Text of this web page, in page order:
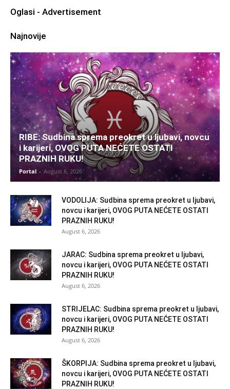
Oglasi - Advertisement
Najnovije
RIBE: Sudbina sprema preokret u ljubavi, novcu
i karijeri, OVOG PUTA NEĆETE OSTATI
PRAZNIH RUKU!
Portal - August 6, 2026
VODOLIJA: Sudbina sprema preokret u ljubavi,
novcu i karijeri, OVOG PUTA NEĆETE OSTATI
PRAZNIH RUKU!
August 6, 2026
JARAC: Sudbina sprema preokret u ljubavi,
novcu i karijeri, OVOG PUTA NEĆETE OSTATI
PRAZNIH RUKU!
August 6, 2026
STRIJELAC: Sudbina sprema preokret u ljubavi,
novcu i karijeri, OVOG PUTA NEĆETE OSTATI
PRAZNIH RUKU!
August 6, 2026
ŠKORPIJA: Sudbina sprema preokret u ljubavi,
novcu i karijeri, OVOG PUTA NEĆETE OSTATI
PRAZNIH RUKU!